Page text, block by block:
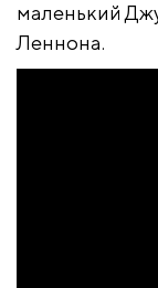
маленький
Леннона.